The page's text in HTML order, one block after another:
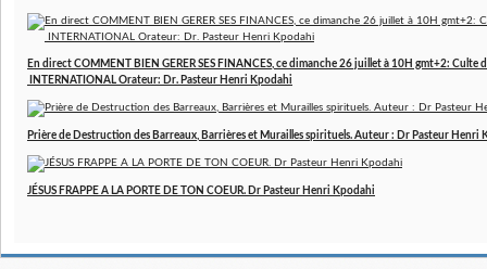
En direct COMMENT BIEN GERER SES FINANCES, ce dimanche 26 juillet à 10H gmt+2:
INTERNATIONAL Orateur: Dr. Pasteur Henri Kpodahi
Prière de Destruction des Barreaux, Barrières et Murailles spirituels. Auteur : Dr Pasteur Henri
JÉSUS FRAPPE A LA PORTE DE TON COEUR. Dr Pasteur Henri Kpodahi